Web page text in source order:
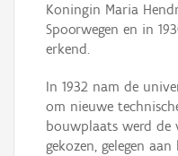
Koningin Maria
Spoorwegen en in
erkend.
In 1932 nam de
om nieuwe
bouwplaats werd de
gekozen, gelegen